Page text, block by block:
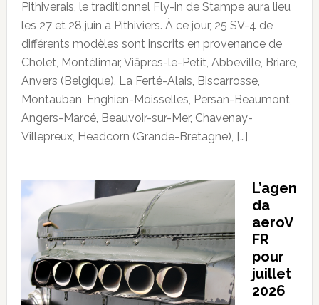
Pithiverais, le traditionnel Fly-in de Stampe aura lieu
les 27 et 28 juin à Pithiviers. À ce jour, 25 SV-4 de
différents modèles sont inscrits en provenance de
Cholet, Montélimar, Viâpres-le-Petit, Abbeville, Briare,
Anvers (Belgique), La Ferté-Alais, Biscarrosse,
Montauban, Enghien-Moisselles, Persan-Beaumont,
Angers-Marcé, Beauvoir-sur-Mer, Chavenay-
Villepreux, Headcorn (Grande-Bretagne), […]
L’agen
da
aeroV
FR
pour
juillet
2026